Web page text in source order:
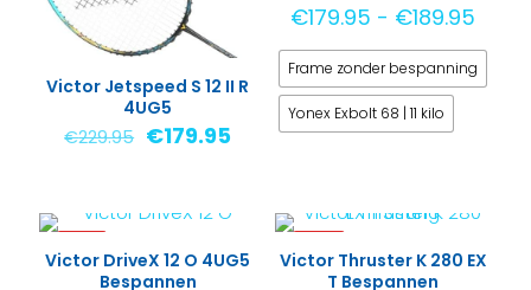
Victor Jetspeed S 12 II R
4UG5
€229.95 Oorspronkelijke
€229.95.
€179.95Huidige
€179.95.
€179.95 - €189.95
tot
Frame zonder bespanning
Yonex Exbolt 68 | 11 kilo
heeft
meerdere
Victor DriveX 12 O 4UG5
Bespannen
Victor Thruster K 280 EX
T Bespannen